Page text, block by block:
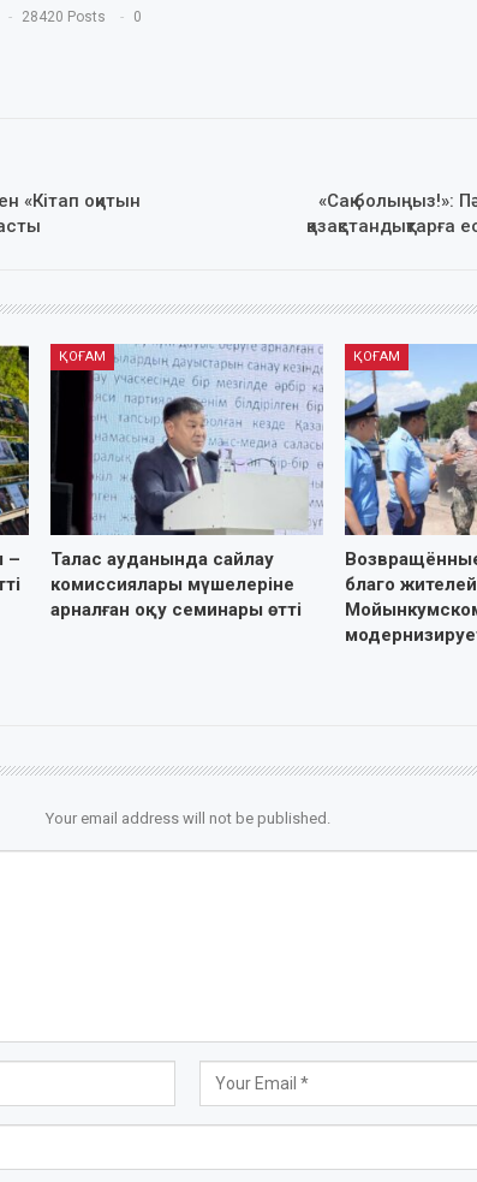
28420 Posts 0
«Кітап оқитын
«Сақ болыңыз!»:
–
ҚОҒАМ
Талас ауданында сайлау
комиссиялары мүшелеріне
арналған оқу семинары өтті
ҚОҒАМ
благо
Your email address will not be published.